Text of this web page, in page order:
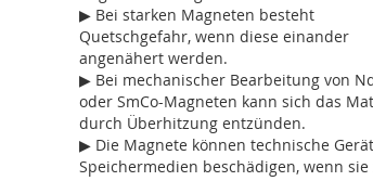
▶ Bei starken Magneten besteht
Quetschgefahr, wenn diese einander
angenähert werden.
▶ Bei mechanischer Bearbeitung von
oder SmCo-Magneten kann sich das
durch Überhitzung entzünden.
▶ Die Magnete können technische
Speichermedien beschädigen, wenn sie